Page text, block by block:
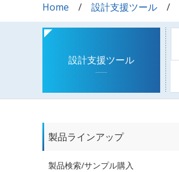
Home 設計支援ツール
設計支援ツール
製品ラインアップ
製品検索/サンプル購入